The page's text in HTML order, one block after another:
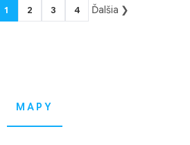
1 2 3 4 Ďalšia ❯
MAPY